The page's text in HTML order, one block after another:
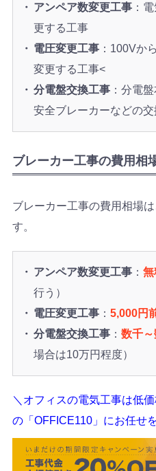
アンペア数変更工事：
更する工事
電圧変更工事：100Vか
変更する工事<
分電盤交換工事：分電盤
安全ブレーカーなどの
ブレーカー工事の費用相
ブレーカー工事の費用相場
す。
アンペア数変更工事： 無
行う）
電圧変更工事： 5,000円
分電盤交換工事： 数千～
場合は10万円程度）
＼オフィスの電気工事は低
の「OFFICE110」にお任せ